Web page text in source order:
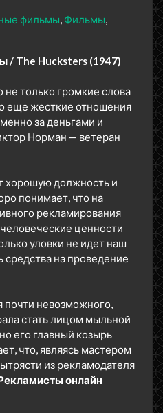
фильмы Фильмы
/ The Hucksters (1947)
только громкие слова
еще жесткие отношения
за деньгами и
Норман — ветеран
хорошую должность и
понимает, что на
рекламирования
ценности
уловки не идет наш
средства на проведение
почти невозможного,
стать лицом мыльной
его главный козырь
что, являясь мастером
из рекламодателя
онлайн